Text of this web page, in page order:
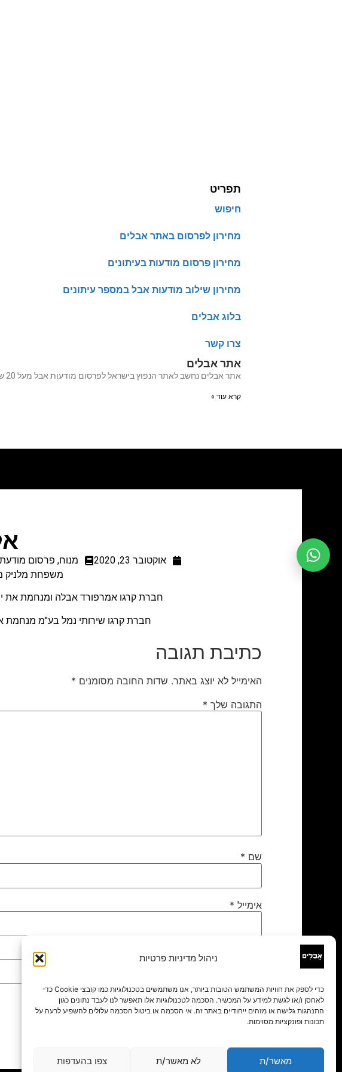
ניהול מדיניות פרטיות
כדי לספק את חוויות המשתמש הטובות ביותר, אנו משתמשים בטכנולוגיות כמו קובצי Cookie כדי
לאחסן ו/או לגשת למידע על המכשיר. הסכמה לטכנולוגיות אלו תאפשר לנו לעבד נתונים כגון
התנהגות גלישה או מזהים ייחודיים באתר זה. אי הסכמה או ביטול הסכמה עלולים להשפיע לרעה על
תכונות ופונקציות מסוימות.
מאשר/ת לא מאשר/ת צפו בהעדפות
תפריט
חיפוש
מחירון לפרסום באתר אבלים
מחירון פרסום מודעות בעיתונים
מחירון שילוב מודעות אבל במספר עיתונים
בלוג אבלים
צרו קשר
אתר אבלים
אתר אבלים נחשב לאתר הנפוץ בישראל לפרסום מודעות אבל מעל 20 שנה האתר עבר לאחרונה שדרוג מערכות על מנת שכל
קרא עוד »
אוקטובר 23, 2020 מנוח, פרסום
משפחת מלניק
חברת קרגו אמרפורד אבלה ומנחמת את
חברת קרגו שירותי נמל בע"מ מנחמת
כתיבת תגובה
האימייל לא יוצג באתר. שדות החובה מסומנים *
התגובה שלך *
שם *
אימייל *